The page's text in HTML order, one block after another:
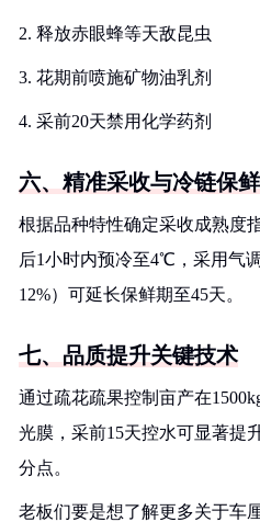
2. 释放赤眼蜂等天敌昆虫
3. 花期前喷施矿物油乳剂
4. 采前20天禁用化学药剂
六、精准采收与冷链保鲜
根据品种特性确定采收成熟度
后1小时内预冷至4℃，采用气
12%）可延长保鲜期至45天。
七、品质提升关键技术
通过疏花疏果控制亩产在
光膜，采前15天控水可显著提
分点。
老板们要是想了解更多关于车